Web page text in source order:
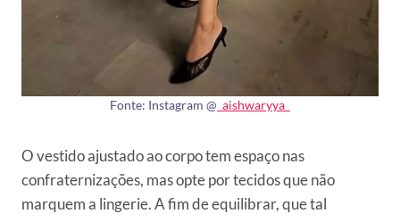
Fonte: Instagram @ _aishwaryya_
O vestido ajustado ao corpo tem espaço nas
confraternizações, mas opte por tecidos que não
marquem a lingerie. A fim de equilibrar, que tal